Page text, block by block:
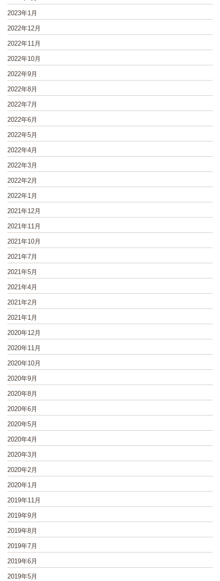
2023年1月
2022年12月
2022年11月
2022年10月
2022年9月
2022年8月
2022年7月
2022年6月
2022年5月
2022年4月
2022年3月
2022年2月
2022年1月
2021年12月
2021年11月
2021年10月
2021年7月
2021年5月
2021年4月
2021年2月
2021年1月
2020年12月
2020年11月
2020年10月
2020年9月
2020年8月
2020年6月
2020年5月
2020年4月
2020年3月
2020年2月
2020年1月
2019年11月
2019年9月
2019年8月
2019年7月
2019年6月
2019年5月